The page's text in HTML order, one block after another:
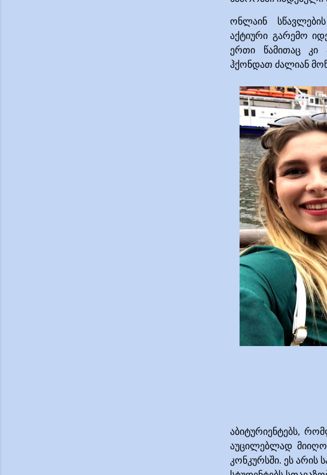
ონლაინ
აქტიური გარემო
ერთი წამითაც კი
ჰქონდათ ძალიან
აბიტურიენტებს,
აუცილებლად
კონკურსში. ეს არის